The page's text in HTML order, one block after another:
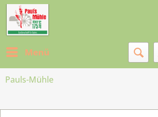
Menü
Pauls-Mühle